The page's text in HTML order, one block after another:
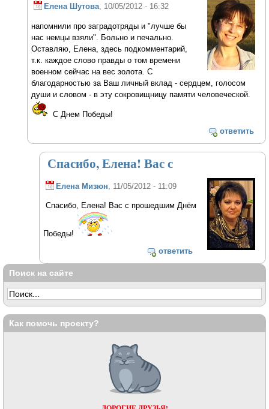
Елена Шутова , 10/05/2012 - 16:32
напомнили про заградотряды и "лучше бы
нас немцы взяли". Больно и печально.
Оставляю, Елена, здесь подкомментарий,
т.к. каждое слово правды о том времени
военном сейчас на вес золота. С
благодарностью за Ваш личный вклад - сердцем, голосом
души и словом - в эту сокровищницу памяти человеческой.
С Днем Победы!
ответить
Спасибо, Елена! Вас с
Елена Мизюн , 11/05/2012 - 11:09
Спасибо, Елена! Вас с прошедшим Днём
Победы!
ответить
Поиск на сайте
Как помочь проекту?